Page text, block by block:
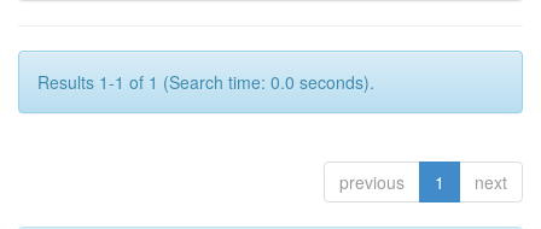
Results 1-1 of 1 (Search time: 0.0 seconds).
previous 1 next